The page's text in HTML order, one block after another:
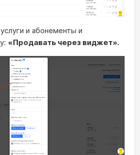
и абонементы и
«Продавать через виджет».